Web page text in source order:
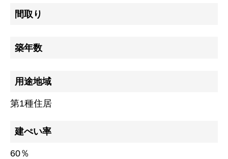
トップページ
建設
リフォーム
不動産
間取り
築年数
用途地域
第1種住居
建ぺい率
60％